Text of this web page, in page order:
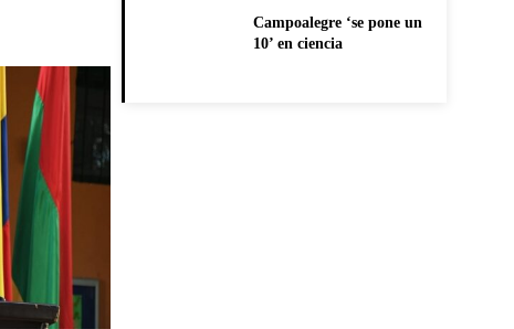
Campoalegre ‘se pone un
10’ en ciencia